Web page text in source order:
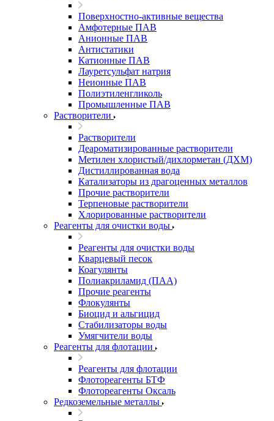
Поверхностно-активные вещества
Амфотерные ПАВ
Анионные ПАВ
Антистатики
Катионные ПАВ
Лауретсульфат натрия
Неионные ПАВ
Полиэтиленгликоль
Промышленные ПАВ
Растворители
Растворители
Деароматизированные растворители
Метилен хлористый/дихлорметан (ДХМ)
Дистиллированная вода
Катализаторы из драгоценных металлов
Прочие растворители
Терпеновые растворители
Хлорированные растворители
Реагенты для очистки воды
Реагенты для очистки воды
Кварцевый песок
Коагулянты
Полиакриламид (ПАА)
Прочие реагенты
Флокулянты
Биоцид и альгицид
Стабилизаторы воды
Умягчители воды
Реагенты для флотации
Реагенты для флотации
Флотореагенты БТФ
Флотореагенты Оксаль
Редкоземельные металлы